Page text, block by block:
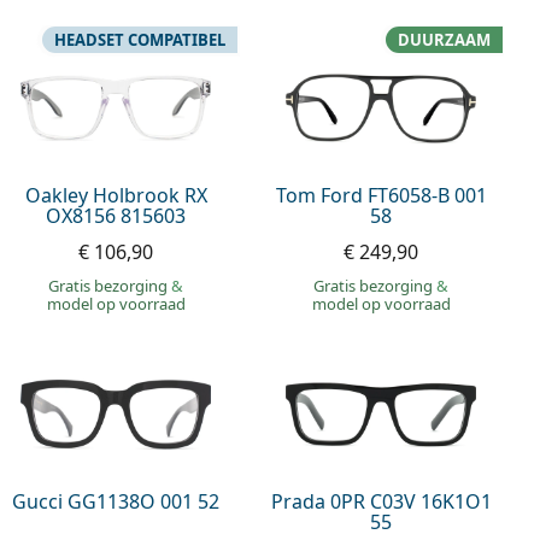
Oakley Holbrook RX
OX8156 815603
HEADSET COMPATIBEL
€ 106,90
Gratis bezorging&
model op voorraad
Tom Ford FT6058-B 001
58
DUURZAAM
€ 249,90
Gratis bezorging&
model op voorraad
Gucci GG1138O 001 52 Prada 0PR C03V 16K1O1
55